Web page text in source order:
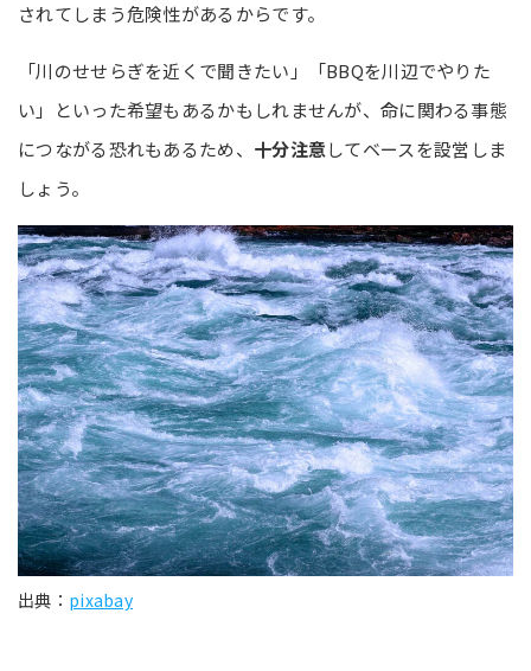
されてしまう危険性があるからです。
「川のせせらぎを近くで聞きたい」「BBQを川辺でやりた
い」といった希望もあるかもしれませんが、命に関わる事態
につながる恐れもあるため、 十分注意してベースを設営しま
しょう。
出典： pixabay